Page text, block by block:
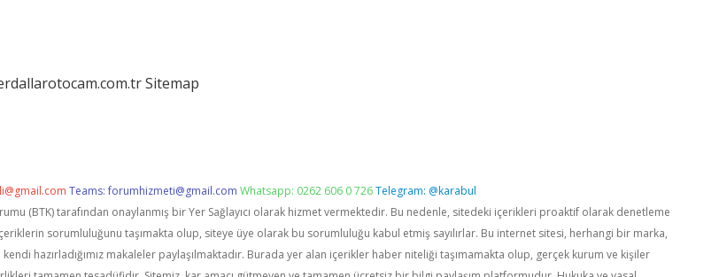
Sitemap
Teams:forumhizmeti@gmail.com Whatsapp: 0262 606 0 726Telegram: @karabul
(BTK) tarafından onaylanmış bir Yer Sağlayıcı olarak hizmet vermektedir. Bu nedenle, sitedeki içerikleri proaktif olarak denetleme
sorumluluğunu taşımakta olup, siteye üye olarak bu sorumluluğu kabul etmiş sayılırlar. Bu internet sitesi, herhangi bir marka,
hazırladığımız makaleler paylaşılmaktadır. Burada yer alan içerikler haber niteliği taşımamakta olup, gerçek kurum ve kişiler